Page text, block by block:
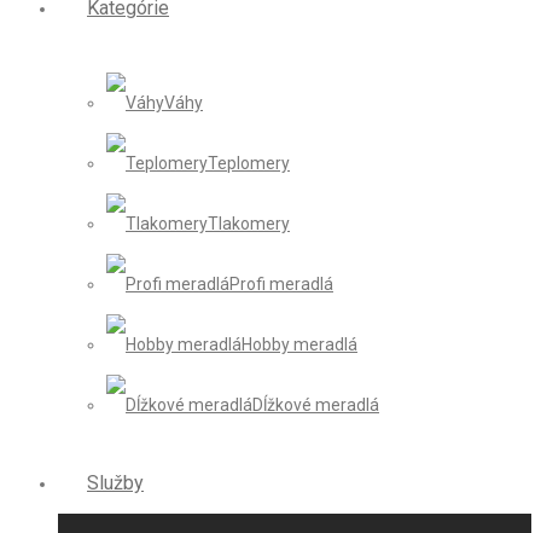
Kategórie
Váhy
Teplomery
Tlakomery
Profi meradlá
Hobby meradlá
Dĺžkové meradlá
Služby